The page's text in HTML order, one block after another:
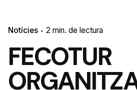
Notícies 2 min. de lectura
FECOTUR